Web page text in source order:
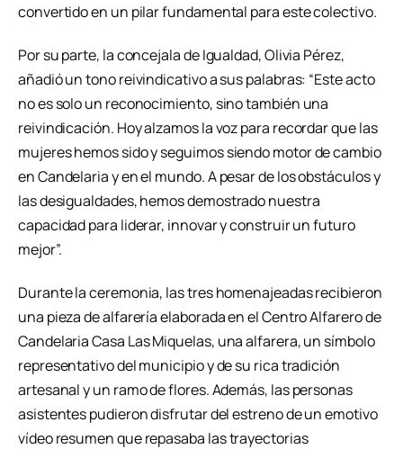
convertido en un pilar fundamental para este colectivo.
Por su parte, la concejala de Igualdad, Olivia Pérez,
añadió un tono reivindicativo a sus palabras: “Este acto
no es solo un reconocimiento, sino también una
reivindicación. Hoy alzamos la voz para recordar que las
mujeres hemos sido y seguimos siendo motor de cambio
en Candelaria y en el mundo. A pesar de los obstáculos y
las desigualdades, hemos demostrado nuestra
capacidad para liderar, innovar y construir un futuro
mejor”.
Durante la ceremonia, las tres homenajeadas recibieron
una pieza de alfarería elaborada en el Centro Alfarero de
Candelaria Casa Las Miquelas, una alfarera, un símbolo
representativo del municipio y de su rica tradición
artesanal y un ramo de flores. Además, las personas
asistentes pudieron disfrutar del estreno de un emotivo
vídeo resumen que repasaba las trayectorias